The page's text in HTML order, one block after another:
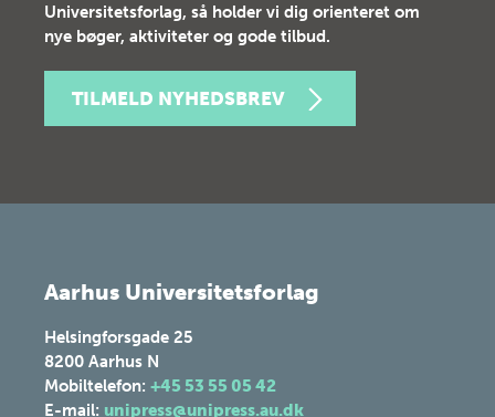
Universitetsforlag, så holder vi dig orienteret om
nye bøger, aktiviteter og gode tilbud.
TILMELD NYHEDSBREV
Aarhus Universitetsforlag
Helsingforsgade 25
8200 Aarhus N
Mobiltelefon: +45 53 55 05 42
E-mail: unipress@unipress.au.dk